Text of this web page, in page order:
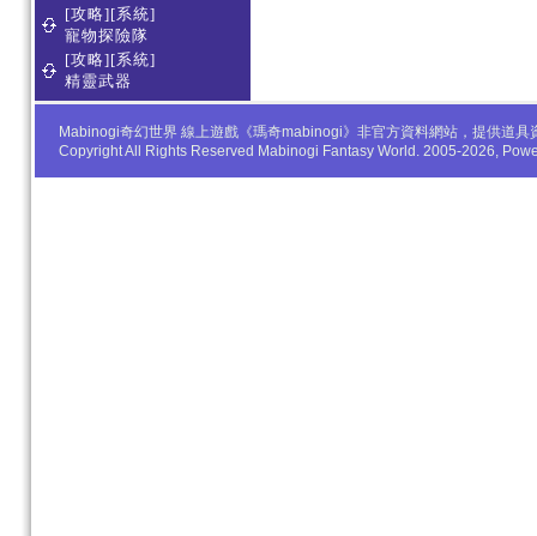
[攻略][系統]
寵物探險隊
[攻略][系統]
精靈武器
Mabinogi奇幻世界 線上遊戲《瑪奇mabinogi》非官方資料網站，提供道
Copyright All Rights Reserved Mabinogi Fantasy World. 2005-2026,